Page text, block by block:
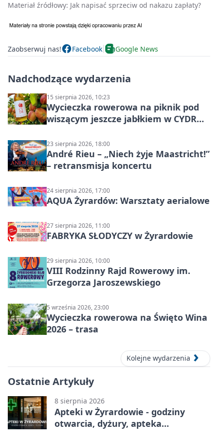
Materiał źródłowy: Jak napisać sprzeciw od nakazu zapłaty?
Zaobserwuj nas! Facebook Google News
Nadchodzące wydarzenia
15 sierpnia 2026, 10:23
Wycieczka rowerowa na piknik pod
wiszącym jeszcze jabłkiem w CYDR
23 sierpnia 2026, 18:00
André Rieu – „Niech żyje Maastricht!”
– retransmisja koncertu
24 sierpnia 2026, 17:00
AQUA Żyrardów: Warsztaty aerialowe
27 sierpnia 2026, 11:00
FABRYKA SŁODYCZY w Żyrardowie
29 sierpnia 2026, 10:00
VIII Rodzinny Rajd Rowerowy im.
Grzegorza Jaroszewskiego
5 września 2026, 23:00
Wycieczka rowerowa na Święto Wina
2026 – trasa
Kolejne wydarzenia
Ostatnie Artykuły
8 sierpnia 2026
Apteki w Żyrardowie - godziny
otwarcia, dyżury, apteka